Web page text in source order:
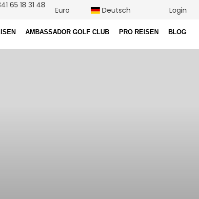
AMBASSADOR GOLF CLUB PRO REISEN BLOG
65 18 31 48
Euro Deutsch Login